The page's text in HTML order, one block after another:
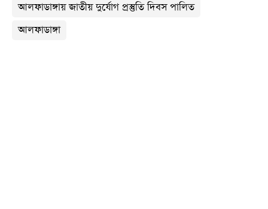
আলফাডাঙ্গায় জাতীয় দুর্যোগ প্রস্তুতি দিবস পালিত
আলফাডাঙ্গা